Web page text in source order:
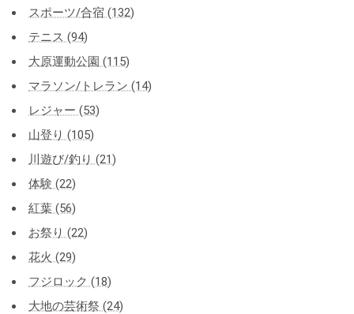
スポーツ/合宿 (132)
テニス (94)
大原運動公園 (115)
マラソン/トレラン (14)
レジャー (53)
山登り (105)
川遊び/釣り (21)
体験 (22)
紅葉 (56)
お祭り (22)
花火 (29)
フジロック (18)
大地の芸術祭 (24)